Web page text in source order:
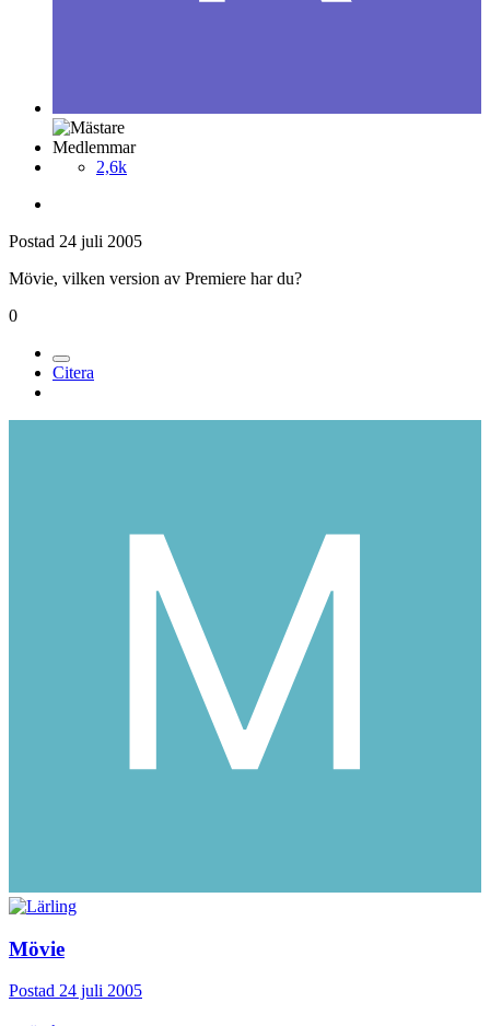
Medlemmar
2,6k
Postad 24 juli 2005
Mövie, vilken version av Premiere har du?
0
Citera
Mövie
Postad 24 juli 2005